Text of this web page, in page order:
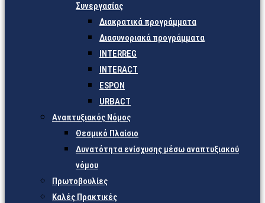
Συνεργασίας
Διακρατικά προγράμματα
Διασυνοριακά προγράμματα
INTERREG
INTERACT
ESPON
URBACT
Αναπτυξιακός Νόμος
Θεσμικό Πλαίσιο
Δυνατότητα ενίσχυσης μέσω αναπτυξιακού
νόμου
Πρωτοβουλίες
Καλές Πρακτικές